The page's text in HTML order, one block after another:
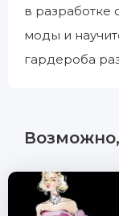
в разработке
моды и
гардероба